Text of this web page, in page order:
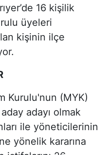
16 kişilik
üyeleri
kişinin ilçe
Kurulu'nun (MYK)
adayı olmak
ile yöneticilerinin
yönelik kararına